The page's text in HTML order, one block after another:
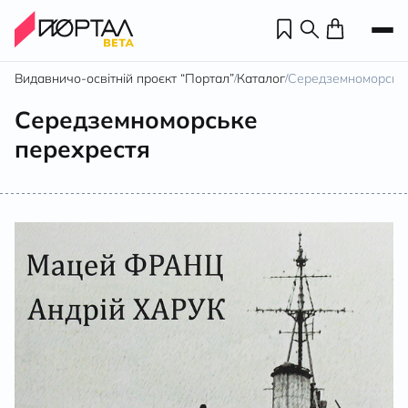
Видавничо-освітній проєкт “Портал”/Каталог/
Середземноморське
перехрестя